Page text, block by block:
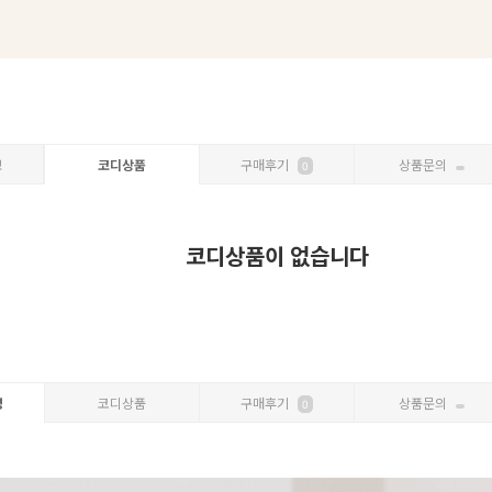
코디상품 구매후기 0 상품문의
코디상품이 없습니다
코디상품 구매후기 0 상품문의